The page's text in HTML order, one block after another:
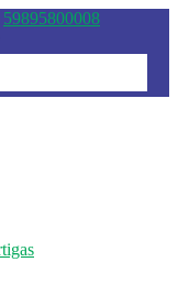
59895800008